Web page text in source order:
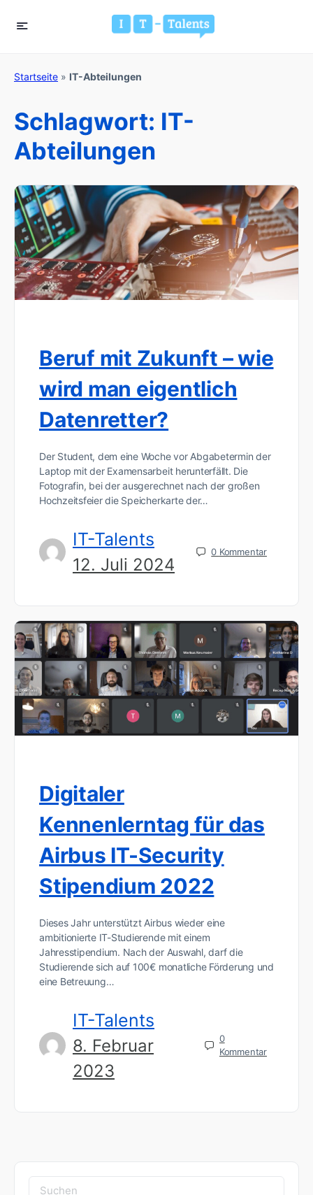
Startseite » IT-Abteilungen
Schlagwort: IT-
Abteilungen
Beruf mit Zukunft – wie
wird man eigentlich
Datenretter?
Der Student, dem eine Woche vor Abgabetermin der
Laptop mit der Examensarbeit herunterfällt. Die
Fotografin, bei der ausgerechnet nach der großen
Hochzeitsfeier die Speicherkarte der…
IT-Talents
12. Juli 2024
0 Kommentar
Digitaler
Kennenlerntag für das
Airbus IT-Security
Stipendium 2022
Dieses Jahr unterstützt Airbus wieder eine
ambitionierte IT-Studierende mit einem
Jahresstipendium. Nach der Auswahl, darf die
Studierende sich auf 100€ monatliche Förderung und
eine Betreuung…
IT-Talents
8. Februar
2023
0
Kommentar
Suchen